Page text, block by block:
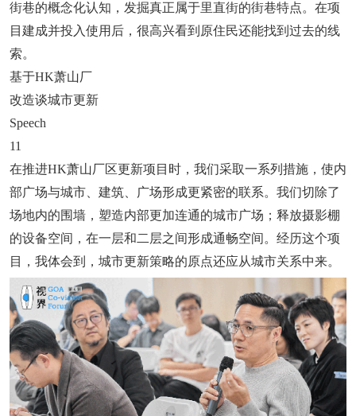
街巷的概念化认知，发掘真正属于里直街的街巷特点。在项
目建成并投入使用后，很高兴看到原住民还能找到过去的线
索。
基于HK萧山厂
改造谈城市更新
Speech
11
在推进HK萧山厂区更新项目时，我们采取一系列措施，使内
部广场与城市、建筑、广场形成更紧密的联系。我们切除了
场地内的围墙，塑造内部更加连通的城市广场；释放摄影棚
的设备空间，在一层和二层之间形成通畅空间。经历这个项
目，我体会到，城市更新策略的原点还应从城市关系中来。